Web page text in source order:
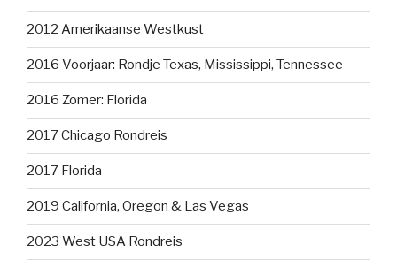
2012 Amerikaanse Westkust
2016 Voorjaar: Rondje Texas, Mississippi, Tennessee
2016 Zomer: Florida
2017 Chicago Rondreis
2017 Florida
2019 California, Oregon & Las Vegas
2023 West USA Rondreis